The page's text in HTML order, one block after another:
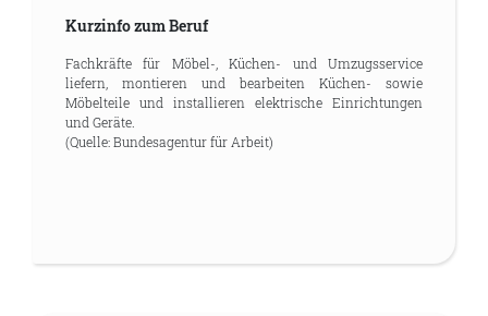
Kurzinfo zum Beruf
Fachkräfte für Möbel-, Küchen- und Umzugsservice
liefern, montieren und bearbeiten Küchen- sowie
Möbelteile und installieren elektrische Einrichtungen
und Geräte.
(Quelle: Bundesagentur für Arbeit)